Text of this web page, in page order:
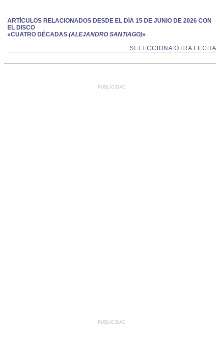
ARTÍCULOS RELACIONADOS DESDE EL DÍA 15 DE JUNIO DE 2026 CON
EL DISCO
«CUATRO DÉCADAS (ALEJANDRO SANTIAGO)»
SELECCIONA OTRA FECHA
PUBLICIDAD
PUBLICIDAD